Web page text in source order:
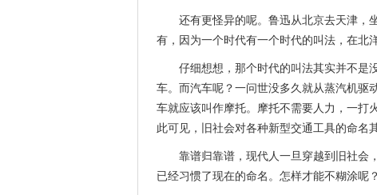
还有更怪异的呢。鲁迅从北京去天津，
有，因为一个时代有一个时代的叫法，在北
仔细想想，那个时代的叫法其实并不是
车。而汽车呢？一问世没多久就从蒸汽机驱
车就应该叫作摩托。摩托不需要人力，一打
此可见，旧社会对各种新型交通工具的命名
靠谱归靠谱，现代人一旦穿越到旧社会
已经习惯了现在的命名。怎样才能不糊涂呢